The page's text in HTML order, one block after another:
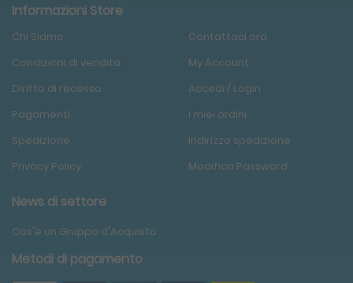
Metodi di pagamento
Informazioni Store
Chi Siamo
Condizioni di vendita
Diritto di recesso
Pagamenti
Spedizione
Privacy Policy
Contattaci ora
My Account
Accedi / Login
I miei ordini
Indirizzo spedizione
Modifica Password
News di settore
Cos'è un Gruppo d'Acquisto